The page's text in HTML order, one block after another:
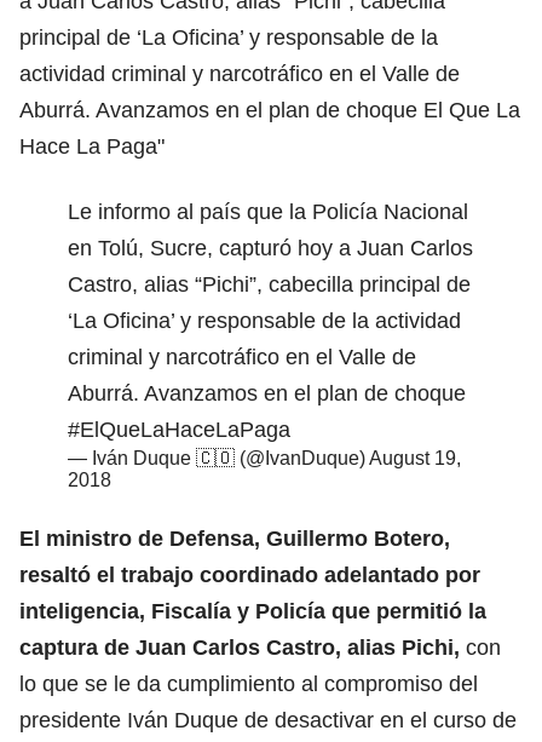
principal de ‘La Oficina’ y responsable de la
actividad criminal y narcotráfico en el Valle de
Aburrá. Avanzamos en el plan de choque El Que La
Hace La Paga"
Le informo al país que la Policía Nacional
en Tolú, Sucre, capturó hoy a Juan Carlos
Castro, alias “Pichi”, cabecilla principal de
‘La Oficina’ y responsable de la actividad
criminal y narcotráfico en el Valle de
Aburrá. Avanzamos en el plan de choque
#ElQueLaHaceLaPaga
— Iván Duque 🇨🇴 (@IvanDuque)August 19,
2018
El ministro de Defensa, Guillermo Botero,
resaltó el trabajo coordinado adelantado por
inteligencia, Fiscalía y Policía que permitió la
captura de Juan Carlos Castro, alias Pichi, con
lo que se le da cumplimiento al compromiso del
presidente Iván Duque de desactivar en el curso de